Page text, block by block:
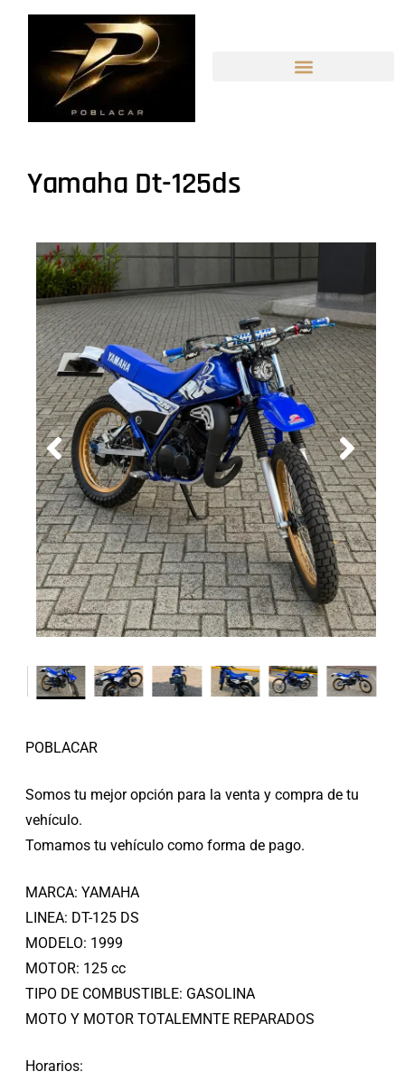
Yamaha Dt-125ds
POBLACAR
Somos tu mejor opción para la venta y compra de tu
vehículo.
Tomamos tu vehículo como forma de pago.
MARCA: YAMAHA
LINEA: DT-125 DS
MODELO: 1999
MOTOR: 125 cc
TIPO DE COMBUSTIBLE: GASOLINA
MOTO Y MOTOR TOTALEMNTE REPARADOS
Horarios: